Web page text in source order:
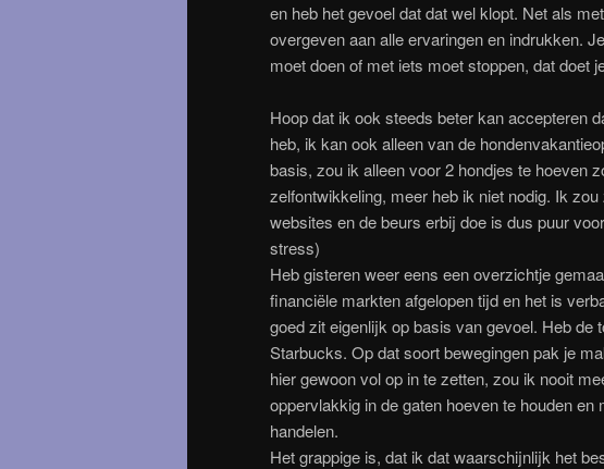
en heb het gevoel dat dat wel klopt. Net als
overgeven aan alle ervaringen en indrukken.
moet doen of met iets moet stoppen, dat doet
Hoop dat ik ook steeds beter kan accepteren
heb, ik kan ook alleen van de
basis, zou ik alleen voor 2 hondjes te hoeven
zelfontwikkeling, meer heb ik niet nodig. Ik
websites en de beurs erbij doe is dus puur
stress)
Heb gisteren weer eens een overzichtje
financiële markten afgelopen tijd en het is
goed zit eigenlijk op basis van gevoel. Heb de
Starbucks. Op dat soort bewegingen pak je
hier gewoon vol op in te zetten, zou ik nooit
oppervlakkig in de gaten hoeven te houden
handelen.
Het grappige is, dat ik dat waarschijnlijk het